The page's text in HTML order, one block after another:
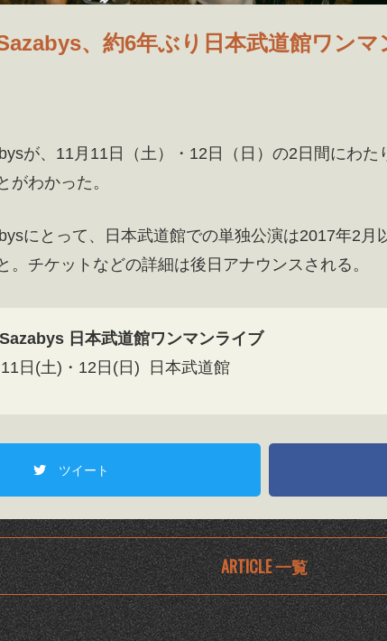
、約6年ぶり日本武道館ワン
が、11月11日（土）・12日（日）の2日間にわ
がわかった。
にとって、日本武道館での単独公演は2017年2月
。チケットなどの詳細は後日アナウンスされる。
日本武道館ワンマンライブ
日(土)・12日(日) 日本武道館
ツイート
ARTICLE 一覧